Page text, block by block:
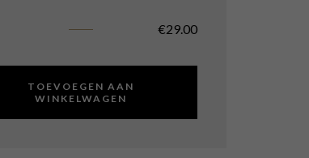
€29.00
TOEVOEGEN AAN
WINKELWAGEN